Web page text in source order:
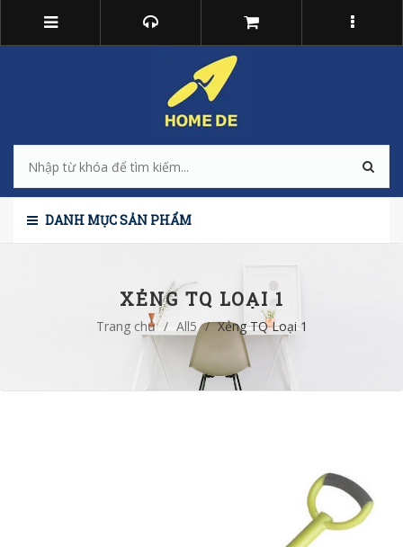
DANH MỤC SẢN PHẨM
XẺNG TQ LOẠI 1
Trang chủ / All5 / Xẻng TQ Loại 1